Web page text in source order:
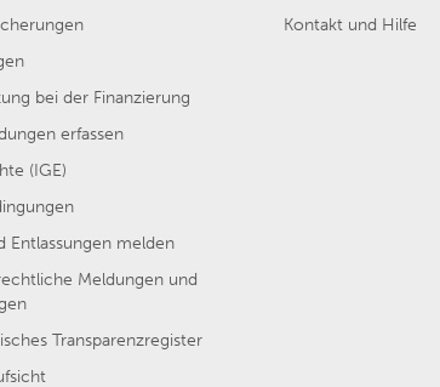
bei der Finanzierung
erfassen
(IGE)
Entlassungen melden
Meldungen und
Transparenzregister
Kontakt und Hilfe